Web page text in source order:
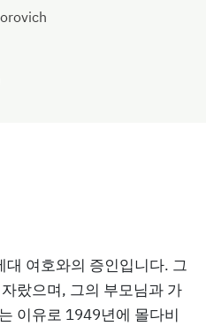
여호와의 증인입니다. 그
랐으며, 그의 부모님과 가
이유로 1949년에 몰다비